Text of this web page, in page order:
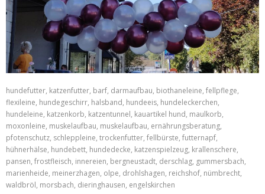
hundefutter, katzenfutter, barf, darmaufbau, biothaneleine, fellpflege,
flexileine, hundegeschirr, halsband, hundeeis, hundeleckerchen,
hundeleine, katzenkorb, katzentunnel, kauartikel hund, maulkorb,
moxonleine, muskelaufbau, muskelaufbau, ernährungsberatung,
pfotenschutz, schleppleine, trockenfutter, fellbürste, futternapf,
hühnerhälse, hundebett, hundedecke, katzenspielzeug, krallenschere,
pansen, frostfleisch, innereien, bergneustadt, derschlag, gummersbach,
marienheide, meinerzhagen, olpe, drohlshagen, reichshof, nümbrecht,
waldbröl, morsbach, dieringhausen, engelskirchen